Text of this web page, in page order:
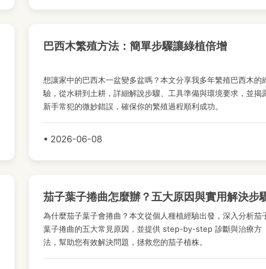
巴西木繁殖方法：簡單步驟讓綠植倍增
想讓家中的巴西木一盆變多盆嗎？本文分享我多年繁殖巴西木的
驗，從水耕到土耕，詳細解說步驟、工具準備與環境要求，並揭
新手常犯的微妙錯誤，確保你的繁殖過程順利成功。
• 2026-06-08
茄子葉子捲曲怎麼辦？五大原因與實用解決步
為什麼茄子葉子會捲曲？本文從個人種植經驗出發，深入分析茄
葉子捲曲的五大常見原因，並提供 step-by-step 診斷與治療方
法，幫助您有效解決問題，拯救您的茄子植株。